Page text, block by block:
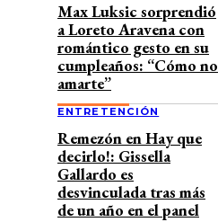
Max Luksic sorprendió
a Loreto Aravena con
romántico gesto en su
cumpleaños: “Cómo no
amarte”
ENTRETENCIÓN
Remezón en Hay que
decirlo!: Gissella
Gallardo es
desvinculada tras más
de un año en el panel